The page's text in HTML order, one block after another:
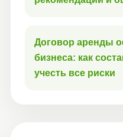
Договор аренды
бизнеса: как
учесть все риски